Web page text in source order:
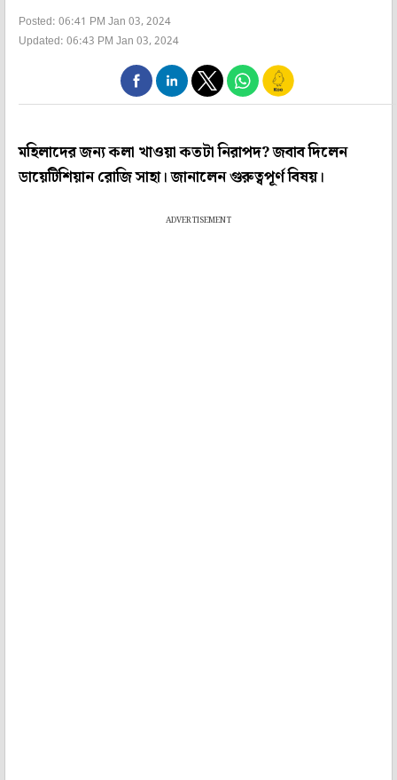
Posted: 06:41 PM Jan 03, 2024
Updated: 06:43 PM Jan 03, 2024
মহিলাদের জন্য কলা খাওয়া কতটা নিরাপদ? জবাব দিলেন
ডায়েটিশিয়ান রোজি সাহা। জানালেন গুরুত্বপূর্ণ বিষয়।
ADVERTISEMENT